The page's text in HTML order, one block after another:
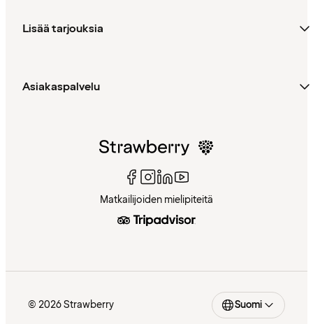
Lisää tarjouksia
Asiakaspalvelu
Matkailijoiden mielipiteitä
© 2026 Strawberry Suomi